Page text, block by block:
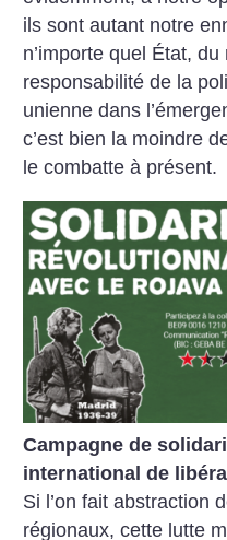
ils sont autant notre
n’importe quel État,
responsabilité de la
unienne dans
c’est bien la moindre
le combatte à présent.
Campagne de
international de
Si l’on fait abstraction
régionaux, cette lutte